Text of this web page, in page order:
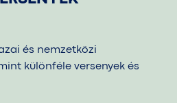
és nemzetközi
különféle versenyek és